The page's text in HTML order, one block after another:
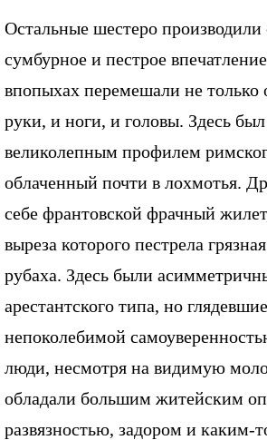
Остальные шестеро производили
сумбурное и пестрое
впопыхах перемешали не
руки, и ноги, и головы. Здесь был
великолепным профилем
облаченный почти в лохмотья.
себе франтовской фрачный
выреза которого пестрела
рубаха. Здесь были
арестантского типа, но
непоколебимой
люди, несмотря на видимую
обладали большим житейским
развязностью, задором и каким-